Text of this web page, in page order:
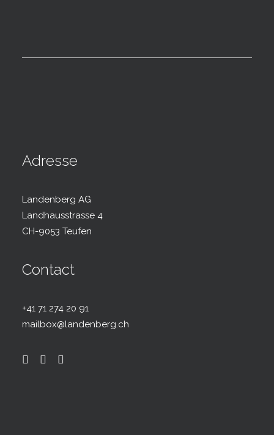
Adresse
Landenberg AG
Landhausstrasse 4
CH-9053 Teufen
Contact
+41 71 274 20 91
mailbox@landenberg.ch